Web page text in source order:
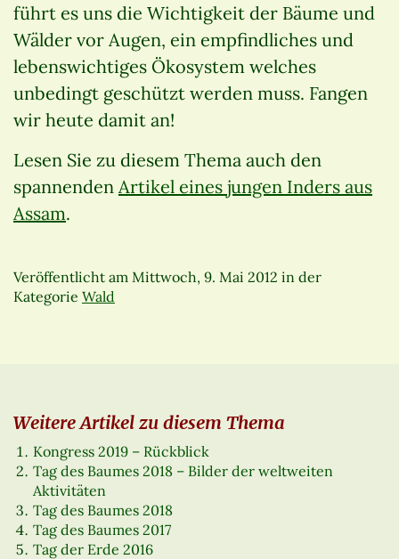
führt es uns die Wichtigkeit der Bäume und
Wälder vor Augen, ein empfindliches und
lebenswichtiges Ökosystem welches
unbedingt geschützt werden muss. Fangen
wir heute damit an!
Lesen Sie zu diesem Thema auch den
spannenden Artikel eines jungen Inders aus
Assam.
Veröffentlicht am Mittwoch, 9. Mai 2012 in der
Kategorie Wald
Weitere Artikel zu diesem Thema
Kongress 2019 – Rückblick
Tag des Baumes 2018 – Bilder der weltweiten
Aktivitäten
Tag des Baumes 2018
Tag des Baumes 2017
Tag der Erde 2016